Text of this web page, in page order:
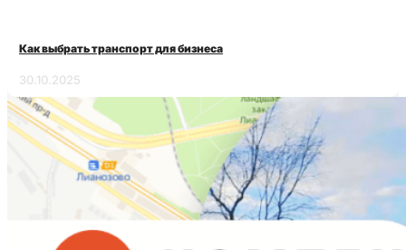
Как выбрать транспорт для бизнеса
30.10.2025